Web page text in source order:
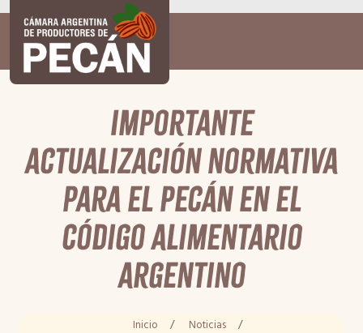
Importante
actualización normativa
para el Pecán en el
Código Alimentario
Argentino
Inicio / Noticias
/